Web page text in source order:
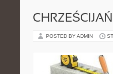
POSTED BY ADMIN